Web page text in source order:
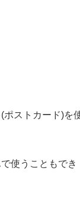
ポストカード)を
使うこともでき